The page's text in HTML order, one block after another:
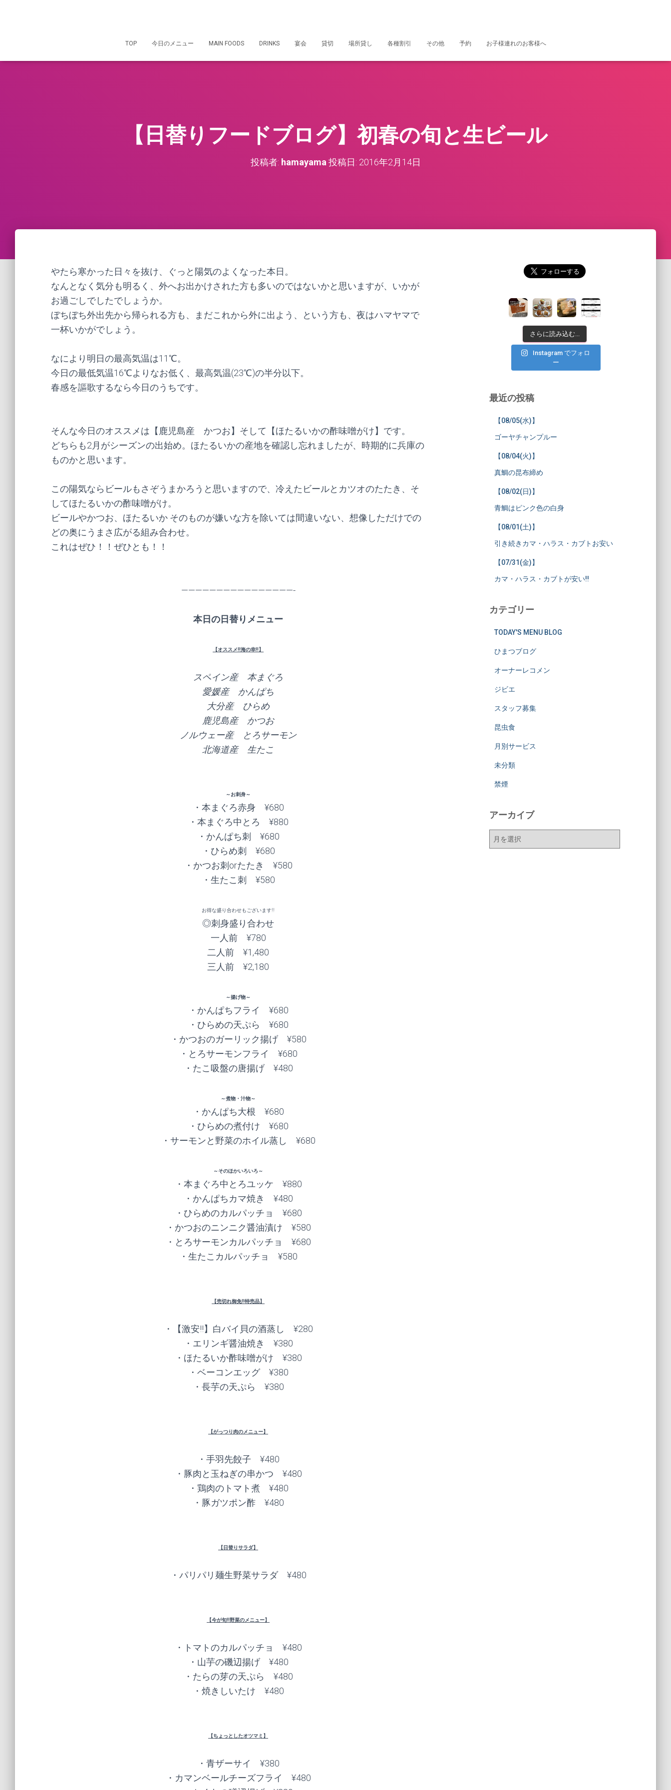
TOP 今日のメニュー MAIN FOODS DRINKS 宴会 貸切 場所貸し 各種割引 その他 予約 お子様連れのお客様へ
【日替りフードブログ】初春の旬と生ビール
投稿者: hamayama 投稿日: 2016年2月14日
やたら寒かった日々を抜け、ぐっと陽気のよくなった本日。
なんとなく気分も明るく、外へお出かけされた方も多いのではないかと思いますが、いかが
お過ごしでしたでしょうか。
ぼちぼち外出先から帰られる方も、まだこれから外に出よう、という方も、夜はハマヤマで
一杯いかがでしょう。
なにより明日の最高気温は11℃。
今日の最低気温16℃よりなお低く、最高気温(23℃)の半分以下。
春感を謳歌するなら今日のうちです。
そんな今日のオススメは【鹿児島産 かつお】そして【ほたるいかの酢味噌がけ】です。
どちらも2月がシーズンの出始め。ほたるいかの産地を確認し忘れましたが、時期的に兵庫の
ものかと思います。
この陽気ならビールもさぞうまかろうと思いますので、冷えたビールとカツオのたたき、そ
してほたるいかの酢味噌がけ。
ビールやかつお、ほたるいか そのものが嫌いな方を除いては間違いない、想像しただけでの
どの奥にうまさ広がる組み合わせ。
これはぜひ！！ぜひとも！！
————————————————-
本日の日替りメニュー
【オススメ!!海の幸!!】
スペイン産 本まぐろ
愛媛産 かんぱち
大分産 ひらめ
鹿児島産 かつお
ノルウェー産 とろサーモン
北海道産 生たこ
～お刺身～
・本まぐろ赤身 ¥680
・本まぐろ中とろ ¥880
・かんぱち刺 ¥680
・ひらめ刺 ¥680
・かつお刺orたたき ¥580
・生たこ刺 ¥580
お得な盛り合わせもございます!!
◎刺身盛り合わせ
一人前 ¥780
二人前 ¥1,480
三人前 ¥2,180
～揚げ物～
・かんぱちフライ ¥680
・ひらめの天ぷら ¥680
・かつおのガーリック揚げ ¥580
・とろサーモンフライ ¥680
・たこ吸盤の唐揚げ ¥480
～煮物・汁物～
・かんぱち大根 ¥680
・ひらめの煮付け ¥680
・サーモンと野菜のホイル蒸し ¥680
～そのほかいろいろ～
・本まぐろ中とろユッケ ¥880
・かんぱちカマ焼き ¥480
・ひらめのカルパッチョ ¥680
・かつおのニンニク醤油漬け ¥580
・とろサーモンカルパッチョ ¥680
・生たこカルパッチョ ¥580
【売切れ御免!!特売品】
・【激安!!】白バイ貝の酒蒸し ¥280
・エリンギ醤油焼き ¥380
・ほたるいか酢味噌がけ ¥380
・ベーコンエッグ ¥380
・長芋の天ぷら ¥380
【がっつり肉のメニュー】
・手羽先餃子 ¥480
・豚肉と玉ねぎの串かつ ¥480
・鶏肉のトマト煮 ¥480
・豚ガツポン酢 ¥480
【日替りサラダ】
・パリパリ麺生野菜サラダ ¥480
【今が旬!!野菜のメニュー】
・トマトのカルパッチョ ¥480
・山芋の磯辺揚げ ¥480
・たらの芽の天ぷら ¥480
・焼きしいたけ ¥480
【ちょっとしたオツマミ】
・青ザーサイ ¥380
・カマンベールチーズフライ ¥480
さらに読み込む...
Instagram でフォロ
ー
最近の投稿
【08/05(水)】
ゴーヤチャンプルー
【08/04(火)】
真鯛の昆布締め
【08/02(日)】
青鯛はピンク色の白身
【08/01(土)】
引き続きカマ・ハラス・カブトお安い
【07/31(金)】
カマ・ハラス・カブトが安い!!
カテゴリー
TODAY'S MENU BLOG
ひまつブログ
オーナーレコメン
ジビエ
スタッフ募集
昆虫食
月別サービス
未分類
禁煙
アーカイブ
ア